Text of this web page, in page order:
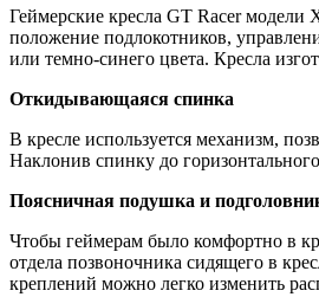
Геймерские кресла GT Racer модели
положение подлокотников,
или темно-синего цвета. Кресла
Откидывающаяся спинка
В кресле используется механизм,
Наклонив спинку до
Поясничная подушка и
Чтобы геймерам было комфортно в
отдела позвоночника сидящего в
креплений можно легко изменить